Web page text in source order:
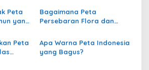
di
Peta
yang
Bagaimana Peta
Persebaran Flora dan
Peta
Apa Warna Peta Indonesia
yang Bagus?